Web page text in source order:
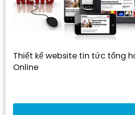
Thiết kế website tin tức tổng
Online